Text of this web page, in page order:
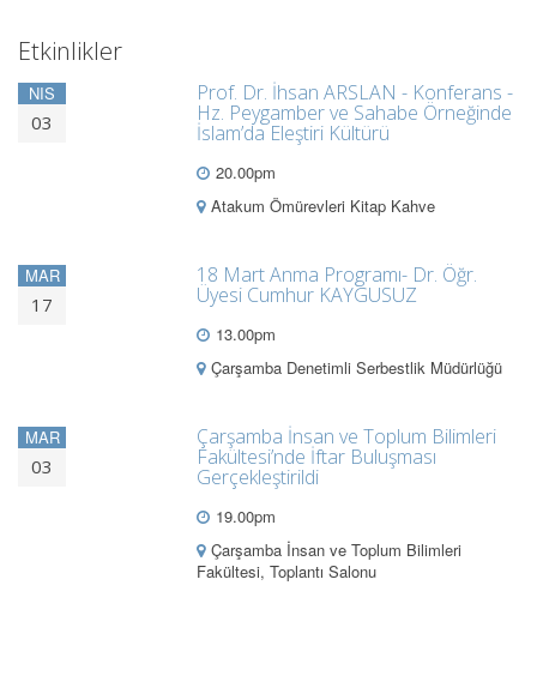
Etkinlikler
NIS
03
Prof. Dr. İhsan ARSLAN - Konferans -
Hz. Peygamber ve Sahabe Örneğinde
İslam’da Eleştiri Kültürü
20.00pm
Atakum Ömürevleri Kitap Kahve
MAR
17
18 Mart Anma Programı- Dr. Öğr.
Üyesi Cumhur KAYGUSUZ
13.00pm
Çarşamba Denetimli Serbestlik Müdürlüğü
MAR
03
Çarşamba İnsan ve Toplum Bilimleri
Fakültesi’nde İftar Buluşması
Gerçekleştirildi
19.00pm
Çarşamba İnsan ve Toplum Bilimleri
Fakültesi, Toplantı Salonu